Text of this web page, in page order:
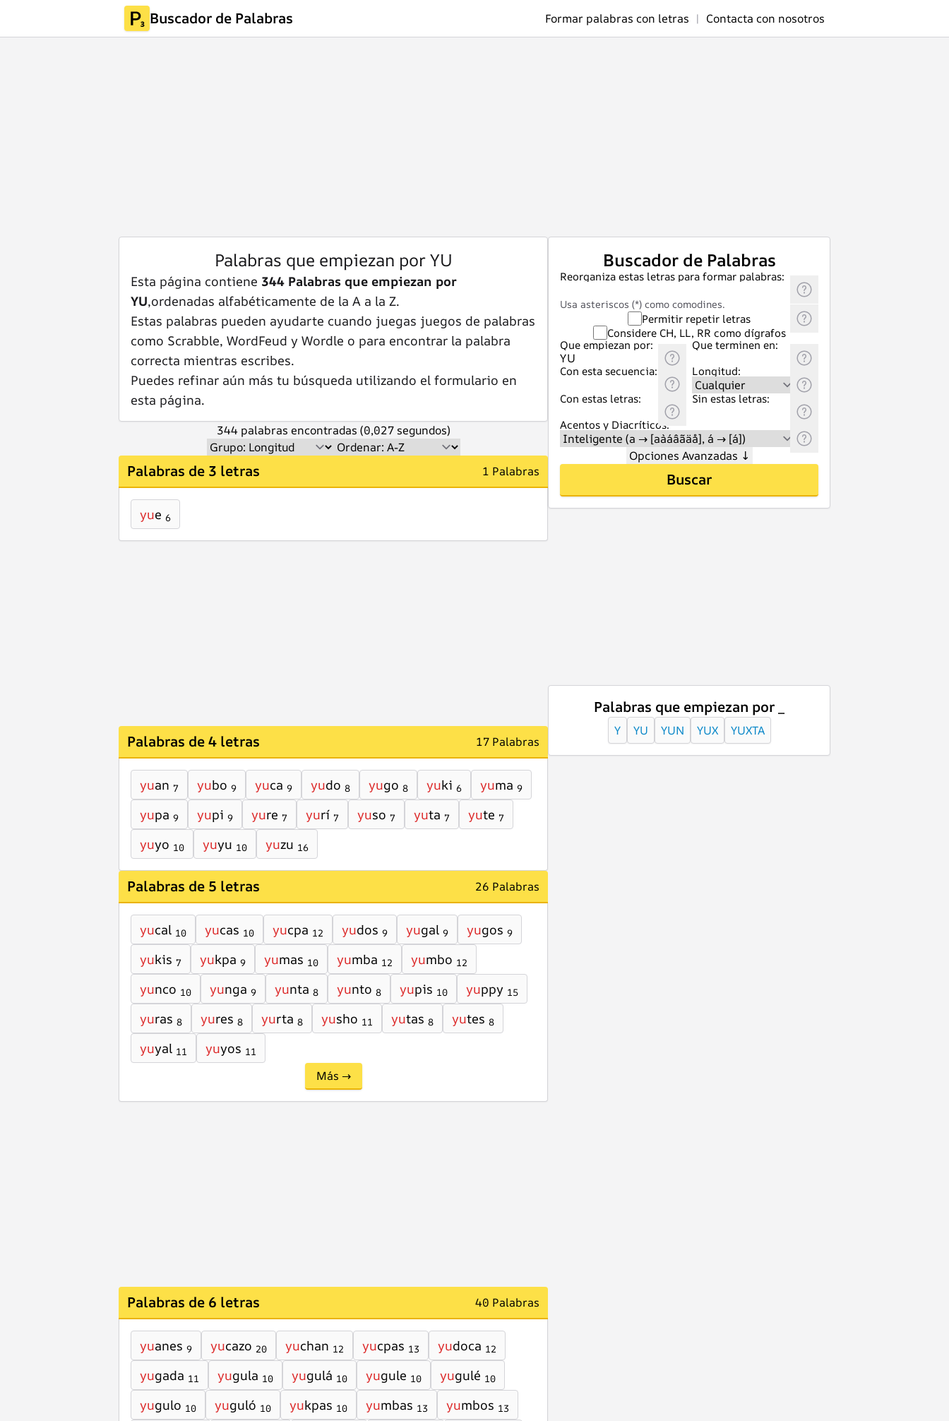
Buscador de Palabras Formar palabras con letras | Contacta con nosotros
Palabras que empiezan por YU
Esta página contiene 344 Palabras que empiezan por
YU,ordenadas alfabéticamente de la A a la Z.
Estas palabras pueden ayudarte cuando juegas juegos de palabras
como Scrabble, WordFeud y Wordle o para encontrar la palabra
correcta mientras escribes.
Puedes refinar aún más tu búsqueda utilizando el formulario en
esta página.
344 palabras encontradas (0,027 segundos)
Palabras de 3 letras 1 Palabras
yue 6
Palabras de 4 letras 17 Palabras
yuan 7 yubo 9 yuca 9 yudo 8 yugo 8 yuki 6 yuma 9
yupa 9 yupi 9 yure 7 yurí 7 yuso 7 yuta 7 yute 7
yuyo 10 yuyu 10 yuzu 16
Palabras de 5 letras 26 Palabras
yucal 10 yucas 10 yucpa 12 yudos 9 yugal 9 yugos 9
yukis 7 yukpa 9 yumas 10 yumba 12 yumbo 12
yunco 10 yunga 9 yunta 8 yunto 8 yupis 10 yuppy 15
yuras 8 yures 8 yurta 8 yusho 11 yutas 8 yutes 8
yuyal 11 yuyos 11
Más →
Palabras de 6 letras 40 Palabras
yuanes 9 yucazo 20 yuchan 12 yucpas 13 yudoca 12
yugada 11 yugula 10 yugulá 10 yugule 10 yugulé 10
yugulo 10 yuguló 10 yukpas 10 yumbas 13 yumbos 13
Buscador de Palabras
Reorganiza estas letras para formar palabras:
Usa asteriscos (*) como comodines.
Permitir repetir letras
Considere CH, LL, RR como dígrafos
Que empiezan por:
Que terminen en:
Con esta secuencia:
Longitud:
Con estas letras:
Sin estas letras:
Acentos y Diacríticos:
Opciones Avanzadas ↓
Buscar
Palabras que empiezan por _
Y YU YUN YUX YUXTA